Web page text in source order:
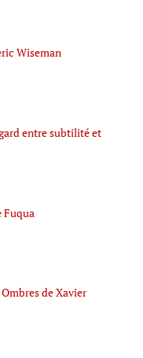
Wiseman
entre subtilité et
Fuqua
de Xavier